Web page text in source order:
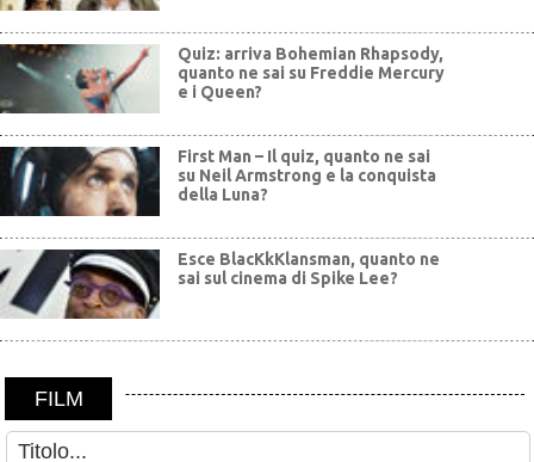
Quiz: arriva Bohemian Rhapsody,
quanto ne sai su Freddie Mercury
e i Queen?
First Man – Il quiz, quanto ne sai
su Neil Armstrong e la conquista
della Luna?
Esce BlacKkKlansman, quanto ne
sai sul cinema di Spike Lee?